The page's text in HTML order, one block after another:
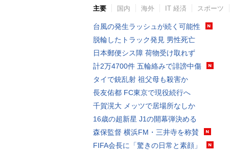
主要 国内 海外 IT 経済 スポーツ
台風の発生ラッシュが続く可能性
脱輪したトラック発見 男性死亡
日本郵便シス障 荷物受け取れず
計2万4700件 五輪絡みで誹謗中傷
タイで銃乱射 祖父母も殺害か
長友佑都 FC東京で現役続行へ
千賀滉大 メッツで居場所なしか
16歳の超新星 J1の開幕弾決める
森保監督 横浜FM・三井寺を称賛
FIFA会長に「驚きの日常と素顔」